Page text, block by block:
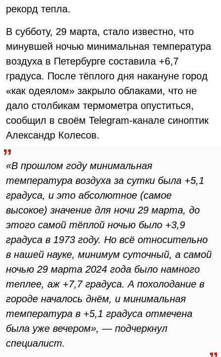
рекорд тепла.
В субботу, 29 марта, стало известно, что
минувшей ночью минимальная температура
воздуха в Петербурге составила +6,7
градуса. После тёплого дня накануне город
«как одеялом» закрыло облаками, что не
дало столбикам термометра опуститься,
сообщил в своём Telegram-канале синоптик
Александр Колесов.
«В прошлом году минимальная
температура воздуха за сутки была +5,1
градуса, и это абсолютное (самое
высокое) значение для ночи 29 марта, до
этого самой тёплой ночью было +3,9
градуса в 1973 году. Но всё относительно
в нашей науке, минимум суточный, а самой
ночью 29 марта 2024 года было намного
теплее, аж +7,7 градуса. А похолодание в
городе началось днём, и минимальная
температура в +5,1 градуса отмечена
была уже вечером», — подчеркнул
специалист.